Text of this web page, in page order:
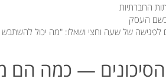
החברתיות
בשם העסק
לפגישה של שעה וחצי ושאלו: "מה יכול